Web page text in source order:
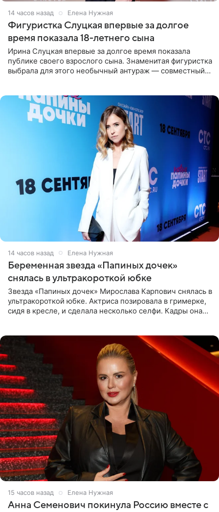
14 часов назад Елена Нужная
Фигуристка Слуцкая впервые за долгое
время показала 18-летнего сына
Ирина Слуцкая впервые за долгое время показала
публике своего взрослого сына. Знаменитая фигуристка
выбрала для этого необычный антураж — совместный
14 часов назад Елена Нужная
Беременная звезда «Папиных дочек»
снялась в ультракороткой юбке
Звезда «Папиных дочек» Мирослава Карпович снялась в
ультракороткой юбке. Актриса позировала в гримерке,
сидя в кресле, и сделала несколько селфи. Кадры она
15 часов назад Елена Нужная
Анна Семенович покинула Россию вместе с